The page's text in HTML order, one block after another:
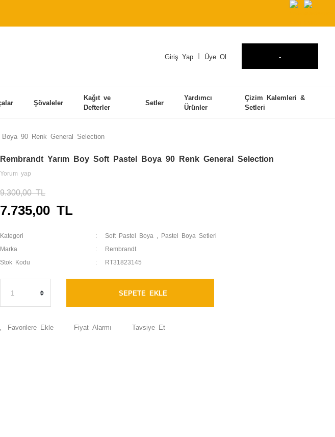
Giriş Yap Üye Ol -
Şövaleler
Kağıt ve
Defterler
Setler
Yardımcı
Ürünler
Çizim Kalemleri &
Setleri
90 Renk General Selection
Rembrandt Yarım Boy Soft Pastel Boya 90 Renk General Selection
Yorum yap
9.300,00 TL
7.735,00 TL
Kategori Soft Pastel Boya Pastel Boya Setleri
Marka Rembrandt
Stok Kodu RT31823145
SEPETE EKLE
Fiyat Alarmı Tavsiye Et